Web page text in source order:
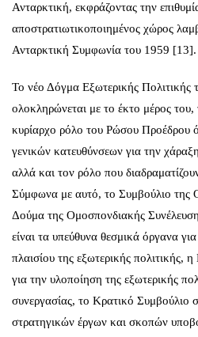
Ανταρκτική, εκφράζοντας την
αποστρατιωτικοποιημένος χώρος
Ανταρκτική Συμφωνία του 1959 [13].
Το νέο Δόγμα Εξωτερικής Πολιτικής
ολοκληρώνεται με το έκτο μέρος
κυρίαρχο ρόλο του Ρώσου Προέδρου
γενικών κατευθύνσεων για την
αλλά και τον ρόλο που
Σύμφωνα με αυτό, το Συμβούλιο της
Δούμα της Ομοσπονδιακής
είναι τα υπεύθυνα θεσμικά όργανα
πλαισίου της εξωτερικής πολιτικής,
για την υλοποίηση της εξωτερικής
συνεργασίας, το Κρατικό Συμβούλιο
στρατηγικών έργων και σκοπών